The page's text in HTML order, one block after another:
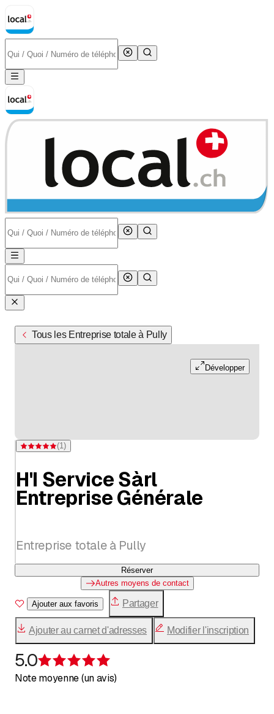
Tous les Entreprise totale à Pully
Développer
Note 5 sur 5 étoiles pour d'une évaluation
(1)
H'I Service Sàrl
Entreprise Générale
Entreprise totale à Pully
Réserver
Autres moyens de contact
Ajouter aux favoris Partager
Ajouter au carnet d'adresses Modifier l'inscription
5.0
Note moyenne (un avis)